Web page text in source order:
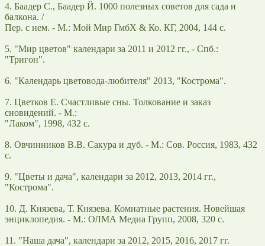
4. Баадер С., Баадер Й. 1000 полезных советов для сада и
балкона. /
Пер. с нем. - М.: Мой Мир ГмбХ & Ко. КГ, 2004, 144 с.
5. "Мир цветов" календари за 2011 и 2012 гг., - Спб.:
"Тригон".
6. "Календарь цветовода-любителя" 2013, "Кострома".
7. Цветков Е. Счастливые сны. Толкование и заказ
сновидений. - М.:
"Лаком", 1998, 432 с.
8. Овчинников В.В. Сакура и дуб. - М.: Сов. Россия, 1983, 432
с.
9. "Цветы и дача", календари за 2012, 2013, 2014 гг.,
"Кострома".
10. Д. Князева, Т. Князева. Комнатные растения. Новейшая
энциклопедия. - М.: ОЛМА Медиа Групп, 2008, 320 с.
11. "Наша дача", календари за 2012, 2015, 2016, 2017 гг.